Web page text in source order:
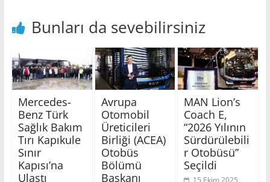
Bunları da sevebilirsiniz
Mercedes-
Benz Türk
Sağlık Bakım
Tırı Kapıkule
Sınır
Kapısı’na
Ulaştı
Avrupa
Otomobil
Üreticileri
Birliği (ACEA)
Otobüs
Bölümü
Başkanı
MAN Lion’s
Coach E,
“2026 Yılının
Sürdürülebili
r Otobüsü”
Seçildi
15 Ekim 2025